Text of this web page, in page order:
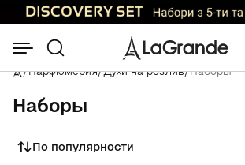
/Парфюмерия/Духи на розлив/Наборы
Наборы
Сортировать
По популярности